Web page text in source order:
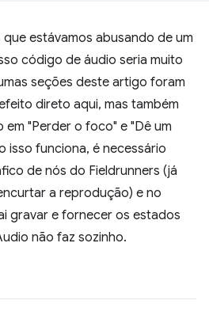
estávamos abusando de um
código de áudio seria muito
seções deste artigo foram
direto aqui, mas também
"Perder o foco" e "Dê um
isso funciona, é necessário
de nós do Fieldrunners (já
a reprodução) e no
gravar e fornecer os estados
não faz sozinho.